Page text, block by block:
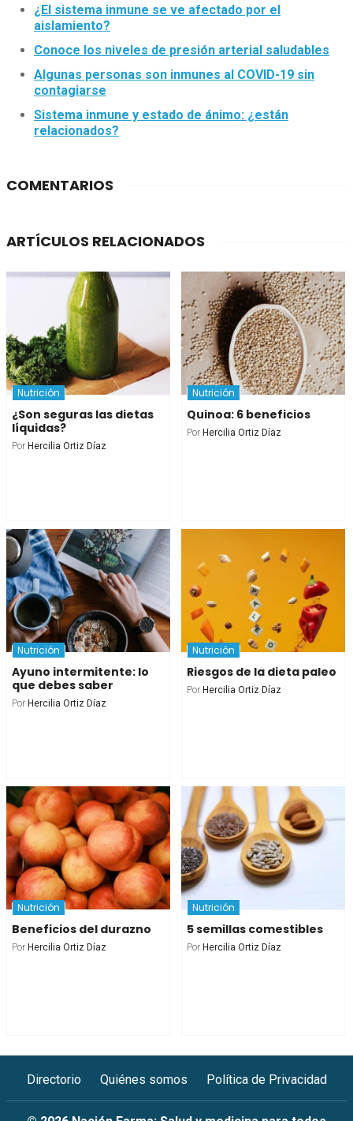
¿El sistema inmune se ve afectado por el
aislamiento?
Conoce los niveles de presión arterial saludables
Algunas personas son inmunes al COVID-19 sin
contagiarse
Sistema inmune y estado de ánimo: ¿están
relacionados?
COMENTARIOS
ARTÍCULOS RELACIONADOS
Nutrición
¿Son seguras las dietas
líquidas?
Por Hercilia Ortiz Díaz
Nutrición
Quinoa: 6 beneficios
Por Hercilia Ortiz Díaz
Nutrición
Ayuno intermitente: lo
que debes saber
Por Hercilia Ortiz Díaz
Nutrición
Riesgos de la dieta paleo
Por Hercilia Ortiz Díaz
Nutrición
Beneficios del durazno
Por Hercilia Ortiz Díaz
Nutrición
5 semillas comestibles
Por Hercilia Ortiz Díaz
Directorio Quiénes somos Política de Privacidad